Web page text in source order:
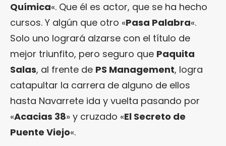
Química«. Que él es actor, que se ha hecho
cursos. Y algún que otro «Pasa Palabra«.
Solo uno logrará alzarse con el título de
mejor triunfito, pero seguro que Paquita
Salas, al frente de PS Management, logra
catapultar la carrera de alguno de ellos
hasta Navarrete ida y vuelta pasando por
«Acacias 38» y cruzado «El Secreto de
Puente Viejo«.